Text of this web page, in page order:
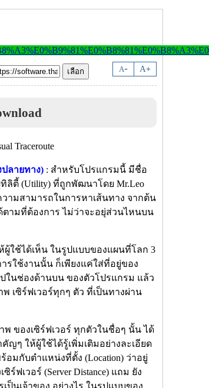
A- A+
ปลายทาง) : สำหรับโปรแกรมนี้ มีชื่อ
ลิตี้ (Utility) ที่ถูกพัฒนาโดย Mr.Leo
วามสามารถในการหาเส้นทาง จากต้น
ามที่ต้องการ ไม่ว่าจะอยุ่ส่วนไหนบน
ห้ผู้ใช้ได้เห็น ในรูปแบบของแผนที่โลก 3
ารใช้งานนั้น ก็เพียงแค่ใส่ที่อยู่ของ
ปในช่องด้านบน ของตัวโปรแกรม แล้ว
เซิร์ฟเวอร์ทุกๆ ตัว ที่เป็นทางผ่าน
พ ของเซิร์ฟเวอร์ ทุกตัวในชื่อๆ นั้น ได้
ญๆ ให้ผู้ใช้ได้รู้เพิ่มเติมอย่างละเอียด
ร้อมกับตำแหน่งที่ตั้ง (Location) ว่าอยู่
ฟเวอร์ (Server Distance) แถม ยัง
ป็นเจ้าของ อย่างไร ในรูปแบบของ